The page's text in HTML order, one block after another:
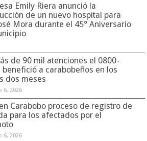
Emily Riera anunció la
de un nuevo hospital para
Mora durante el 45° Aniversario
de 90 mil atenciones el 0800-
benefició a carabobeños en los
dos meses
6, 2026
Carabobo proceso de registro de
para los afectados por el
6, 2026